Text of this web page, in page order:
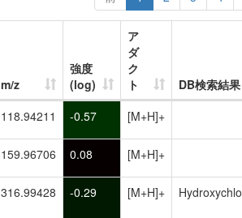
m/z
強度
(log)
ア
ダ
ク
ト
DB検索結果
118.94211 -0.57 [M+H]+
159.96706 0.08 [M+H]+
316.99428 -0.29 [M+H]+